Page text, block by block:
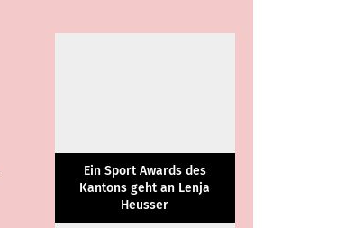
Ein Sport Awards des
Kantons geht an Lenja
Heusser